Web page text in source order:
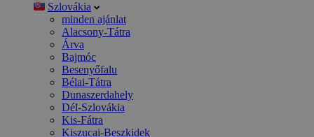
Szlovákia
minden ajánlat
Alacsony-Tátra
Árva
Bajmóc
Besenyőfalu
Bélai-Tátra
Dunaszerdahely
Dél-Szlovákia
Kis-Fátra
Kiszucai-Beszkidek